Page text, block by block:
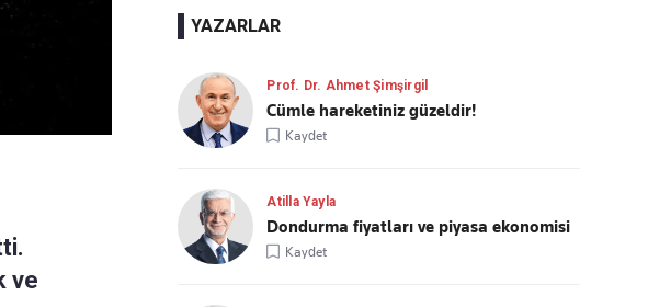
ve
YAZARLAR
Prof. Dr. Ahmet Şimşirgil
Cümle hareketiniz güzeldir!
Kaydet
Atilla Yayla
Dondurma fiyatları ve piyasa ekonomisi
Kaydet